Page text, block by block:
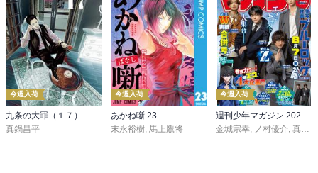
今週入荷
九条の大罪（１７）
真鍋昌平
今週入荷
あかね噺 23
末永裕樹, 馬上鷹将
今週入荷
週刊少年マガジン 2026年36・37号[2026年8月5日発売]
金城宗幸, ノ村優介, 真島ヒロ